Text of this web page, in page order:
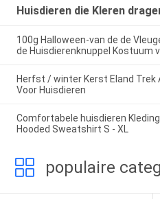
Huisdieren die Kleren
100g Halloween-van de de
de Huisdierenknuppel Kostuum
Herfst / winter Kerst Eland Trek
Voor Huisdieren
Comfortabele huisdieren
Hooded Sweatshirt S - XL
populaire